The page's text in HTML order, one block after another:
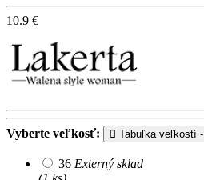
10.9 €
Vyberte veľkosť: Tabuľka veľkostí -
36 Externý sklad